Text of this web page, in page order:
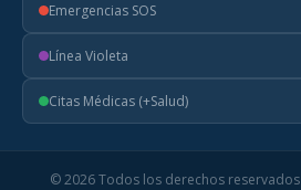
Emergencias SOS
Línea Violeta
Citas Médicas (+Salud)
© 2026 Todos los derechos